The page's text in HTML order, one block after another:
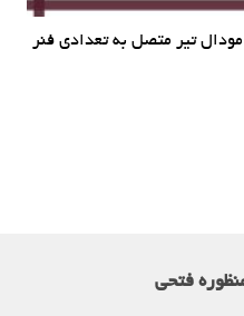
تیر متصل به تعدادی فنر
فتحی